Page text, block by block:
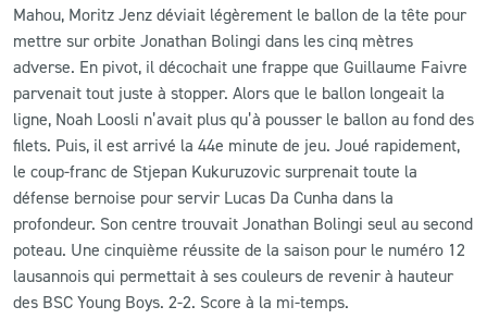
Mahou, Moritz Jenz déviait légèrement le ballon de la tête pour
mettre sur orbite Jonathan Bolingi dans les cinq mètres
adverse. En pivot, il décochait une frappe que Guillaume Faivre
parvenait tout juste à stopper. Alors que le ballon longeait la
ligne, Noah Loosli n’avait plus qu’à pousser le ballon au fond des
filets. Puis, il est arrivé la 44e minute de jeu. Joué rapidement,
le coup-franc de Stjepan Kukuruzovic surprenait toute la
défense bernoise pour servir Lucas Da Cunha dans la
profondeur. Son centre trouvait Jonathan Bolingi seul au second
poteau. Une cinquième réussite de la saison pour le numéro 12
lausannois qui permettait à ses couleurs de revenir à hauteur
des BSC Young Boys. 2-2. Score à la mi-temps.